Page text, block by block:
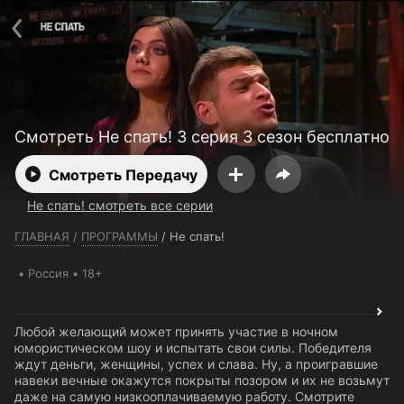
Смотреть Не спать! 3 серия 3 сезон бесплатно
Смотреть Передачу
Не спать! смотреть все серии
ГЛАВНАЯ / ПРОГРАММЫ / Не спать!
Россия 18+
Любой желающий может принять участие в ночном
юмористическом шоу и испытать свои силы. Победителя
ждут деньги, женщины, успех и слава. Ну, а проигравшие
навеки вечные окажутся покрыты позором и их не возьмут
даже на самую низкооплачиваемую работу. Смотрите
Телефон поддержки: +7 (727) 323 10 92
Пользовательское соглашение
Политика конфиденциальности
Открыть приложение